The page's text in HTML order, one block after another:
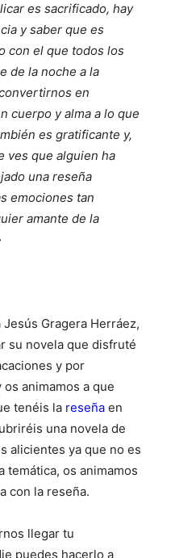
es sacrificado, hay
y saber que es
con el que todos los
de la noche a la
en
cuerpo y alma a lo que
es gratificante y,
ves que alguien ha
una reseña
emociones tan
amante de la
Gragera Herráez,
su novela que disfruté
y por
animamos a que
tenéis la reseña en
una novela de
alicientes ya que no es
temática, os animamos
con la reseña.
llegar tu
puedes hacerlo a